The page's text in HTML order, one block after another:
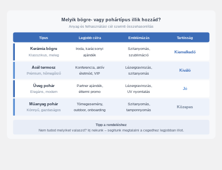
Melyik bögre- vagy pohártípus illik hozzád?
Anyag és felhasználási cél szerinti összehasonlítás
Típus Legjobb célra Emblémázás Tartósság
Kerámia bögre
Klasszikus, meleg
Iroda, karácsonyi
ajándék
Szitanyomás,
szublimáció
Kiemelkedő
Acél termosz
Prémium, hőmegőrző
Konferencia, aktív
életmód, VIP
Lézergravirozás,
szitanyomás
Kiváló
Üveg pohár
Elegáns, modern
Partner ajándék,
éttermi promo
Lézergravirozás,
UV nyomtatás
Jó
Műanyag pohár
Könnyű, gazdaságos
Tömegesemény,
outdoor, onboarding
Szitanyomás,
tamponnyomás
Közepes
Tipp a rendeléshez
Nem tudod melyiket valaszd? Irj nekunk – segitunk megtalalni a cegedhez legjobban illot.